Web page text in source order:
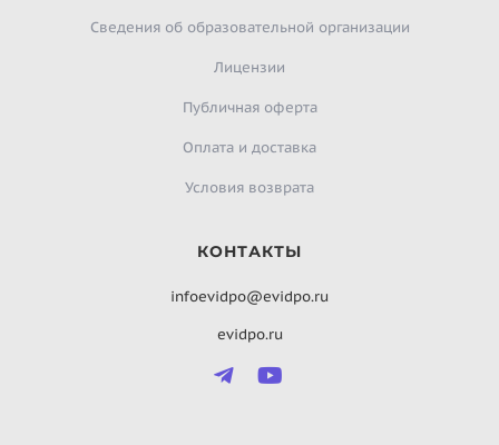
Сведения об образовательной организации
Лицензии
Публичная оферта
Оплата и доставка
Условия возврата
КОНТАКТЫ
infoevidpo@evidpo.ru
evidpo.ru